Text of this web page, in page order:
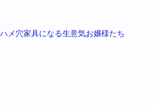
メ穴家具になる生意気お嬢様たち